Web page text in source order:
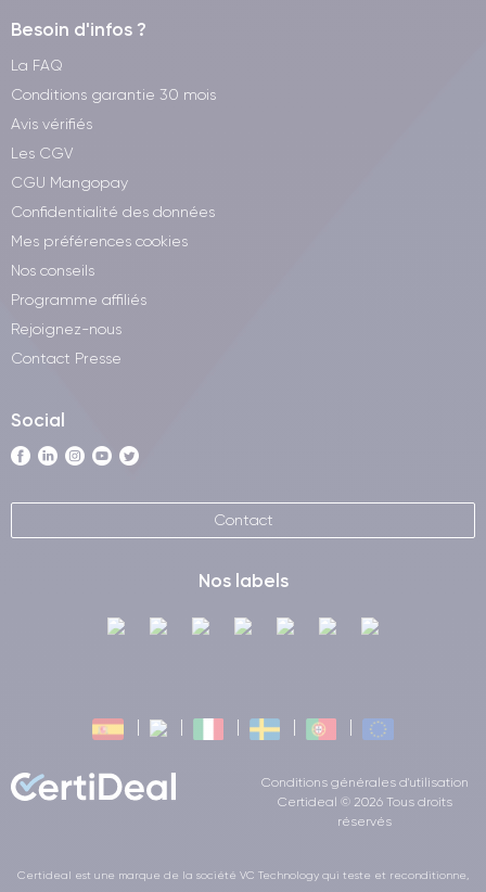
Besoin d'infos ?
La FAQ
Conditions garantie 30 mois
Avis vérifiés
Les CGV
CGU Mangopay
Confidentialité des données
Mes préférences cookies
Nos conseils
Programme affiliés
Rejoignez-nous
Contact Presse
Social
Contact
Nos labels
Conditions générales d'utilisation
Certideal © 2026 Tous droits
réservés
Certideal est une marque de la société VC Technology qui teste et reconditionne,